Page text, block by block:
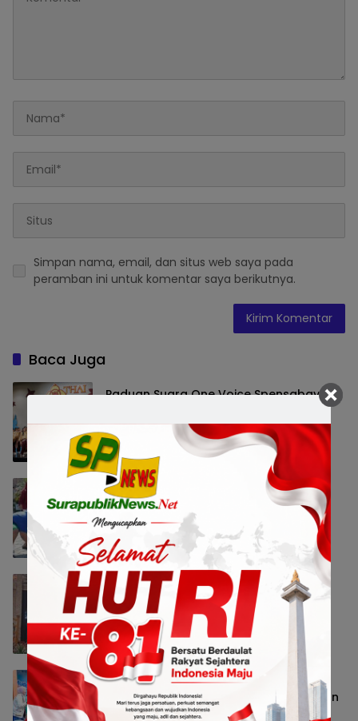
Simpan nama, email, dan situs web saya pada
peramban ini untuk komentar saya berikutnya.
Baca Juga
Paduan Suara One Voice Spensabaya
Penghargaan di Thailand
Pemerintahan 7 Agustus 2026 21:25
Semarak HUT ke-81 RI, 60 Anak
Disabilitas Surabaya Ikuti Lomba di
Kalijudan
Pemerintahan 7 Agustus 2026 17:29
IdeaFest SUB 2026 Dorong Kolaborasi
untuk Perkuat Ekosistem Kreatif Jawa
Timur
Peristiwa 7 Agustus 2026 13:39
IDSurvey Edukasi 330 Siswa di Bidara
Cina, Tanamkan Kepedulian Lingkungan
Sejak Dini